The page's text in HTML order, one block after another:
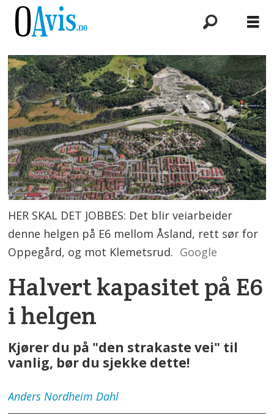
HER SKAL DET JOBBES: Det blir veiarbeider
denne helgen på E6 mellom Åsland, rett sør for
Oppegård, og mot Klemetsrud. Google
Halvert kapasitet på E6
i helgen
Kjører du på "den strakaste vei" til
vanlig, bør du sjekke dette!
Anders Nordheim Dahl